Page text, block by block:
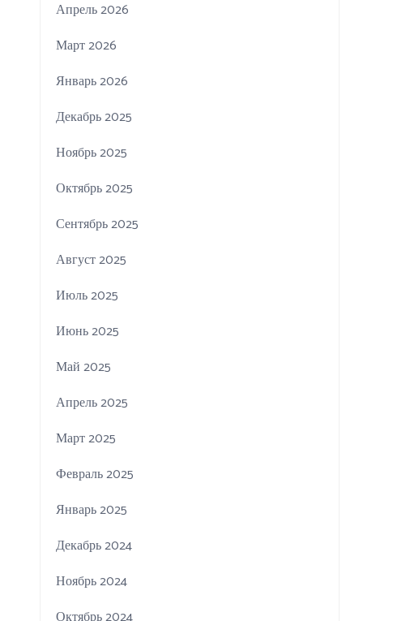
Апрель 2026
Март 2026
Январь 2026
Декабрь 2025
Ноябрь 2025
Октябрь 2025
Сентябрь 2025
Август 2025
Июль 2025
Июнь 2025
Май 2025
Апрель 2025
Март 2025
Февраль 2025
Январь 2025
Декабрь 2024
Ноябрь 2024